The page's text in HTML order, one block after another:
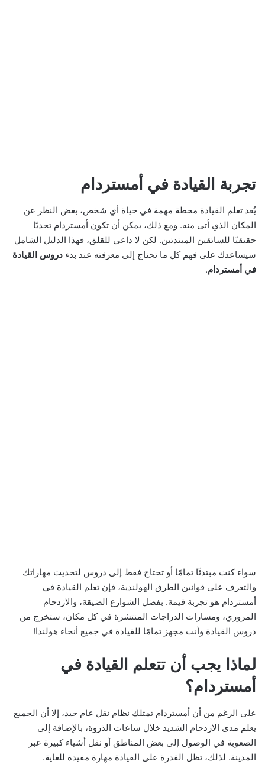
تجربة القيادة في أمستردام
يُعد تعلم القيادة محطة مهمة في حياة أي شخص، بغض النظر عن
المكان الذي أتى منه. ومع ذلك، يمكن أن تكون أمستردام تحديًا
حقيقيًا للسائقين المبتدئين. لكن لا داعي للقلق، فهذا الدليل الشامل
سيساعدك على فهم كل ما تحتاج إلى معرفته عند بدء دروس القيادة
في أمستردام.
سواء كنت مبتدئًا تمامًا أو تحتاج فقط إلى دروس لتحديث مهاراتك
والتعرف على قوانين الطرق الهولندية، فإن تعلم القيادة في
أمستردام هو تجربة قيمة. بفضل الشوارع الضيقة، والازدحام
المروري، ومسارات الدراجات المنتشرة في كل مكان، ستخرج من
دروس القيادة وأنت مجهز تمامًا للقيادة في جميع أنحاء هولندا!
لماذا يجب أن تتعلم القيادة في
أمستردام؟
على الرغم من أن أمستردام تمتلك نظام نقل عام جيد، إلا أن الجميع
يعلم مدى الازدحام الشديد خلال ساعات الذروة، بالإضافة إلى
الصعوبة في الوصول إلى بعض المناطق أو نقل أشياء كبيرة عبر
المدينة. لذلك، تظل القدرة على القيادة مهارة مفيدة للغاية.